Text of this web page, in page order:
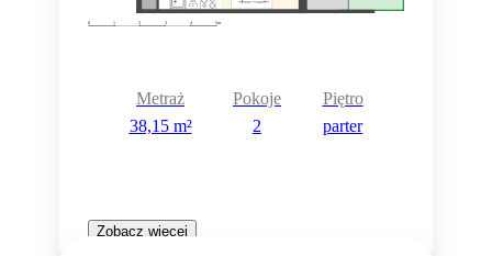
Metraż
38,15 m²
Pokoje
2
Piętro
parter
Zobacz więcej